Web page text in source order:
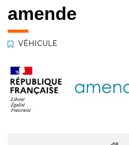
amende
VÉHICULE